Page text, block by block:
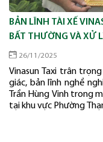
BẢN LĨNH TÀI XẾ
BẤT THƯỜNG VÀ XỬ
26/11/2025
Vinasun Taxi trân
giác, bản lĩnh nghề
Trần Hùng Vinh trong
tại khu vực Phường